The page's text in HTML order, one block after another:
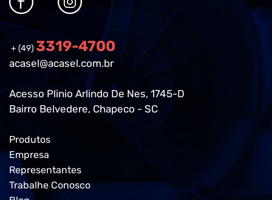
+ (49) 3319-4700
acasel@acasel.com.br
Acesso Plinio Arlindo De Nes, 1745-D
Bairro Belvedere, Chapeco - SC
Produtos
Empresa
Representantes
Trabalhe Conosco